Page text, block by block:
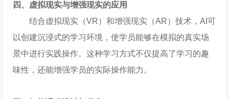
四、虚拟现实与增强现实的应用
结合虚拟现实（VR）和增强现实（AR）技术，AI可
以创建沉浸式的学习环境，使学员能够在模拟的真实场
景中进行实践操作。这种学习方式不仅提高了学习的趣
味性，还能增强学员的实际操作能力。